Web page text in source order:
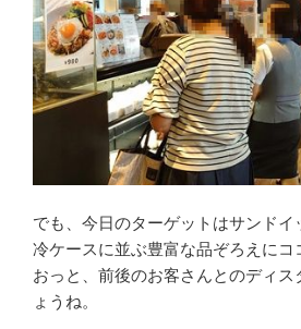
でも、今日のターゲットはサンドイ
冷ケースに並ぶ豊富な品ぞろえにコ
おっと、前後のお客さんとのディス
ょうね。